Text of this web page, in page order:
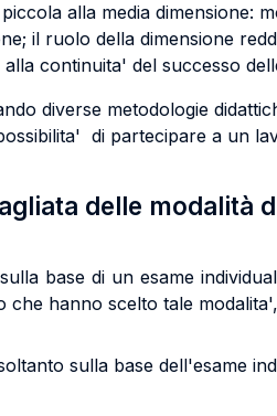
alla media dimensione:
il ruolo della dimensione
continuita' del successo
diverse metodologie
di partecipare a un
delle modalità
base di un esame
che hanno scelto tale
sulla base dell'esame